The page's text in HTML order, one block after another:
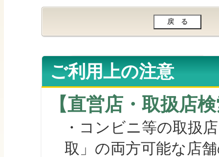
ご利用上の注意
【直営店・取扱店
・コンビニ等の取扱
取」の両方可能な店